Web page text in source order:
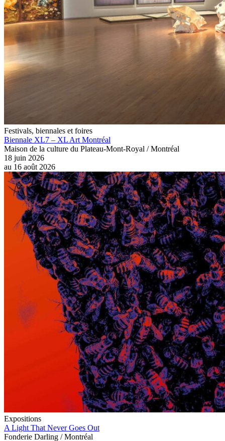
Festivals, biennales et foires
Biennale XL7 – XL Art Montréal
Maison de la culture du Plateau-Mont-Royal / Montréal
18 juin 2026
au 16 août 2026
Expositions
A Light That Never Goes Out
Fonderie Darling / Montréal